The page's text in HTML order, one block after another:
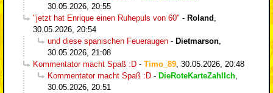
30.05.2026, 20:55
"jetzt hat Enrique einen Ruhepuls von 60" - Roland
30.05.2026, 20:54
und diese spanischen Feueraugen - Dietmarson
30.05.2026, 21:08
Kommentator macht Spaß :D - Timo_89 30.05.2026, 20:48
Kommentator macht Spaß :D - DieRoteKarteZahlIch
30.05.2026, 20:51